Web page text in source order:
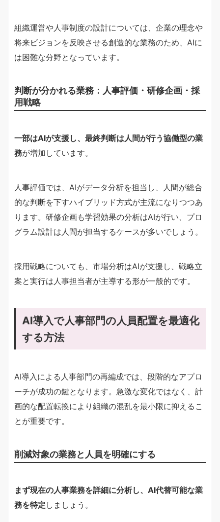
組織運営や人事制度の設計については、企業の理念や
将来ビジョンを反映させる創造的な業務のため、AIに
は困難な分野となっています。
判断が分かれる業務：人事評価・研修企画・採
用戦略
一部はAIが支援し、最終判断は人間が行う協働型の業
務が増加しています。
人事評価では、AIがデータ分析を担当し、人間が総合
的な判断を下すハイブリッド方式が主流になりつつあ
ります。研修企画も学習効果の分析はAIが行い、プロ
グラム設計は人間が担当するケースが多いでしょう。
採用戦略についても、市場分析はAIが支援し、戦略立
案と実行は人事担当者が主導する形が一般的です。
AI導入で人事部門の人員配置を最適化
する方法
AI導入による人事部門の再編成では、段階的なアプロ
ーチが成功の鍵となります。急激な変化ではなく、計
画的な配置転換により組織の混乱を最小限に抑えるこ
とが重要です。
削減対象の業務と人員を明確にする
まず現在の人事業務を詳細に分析し、AI代替可能な業
務を特定 しましょう。